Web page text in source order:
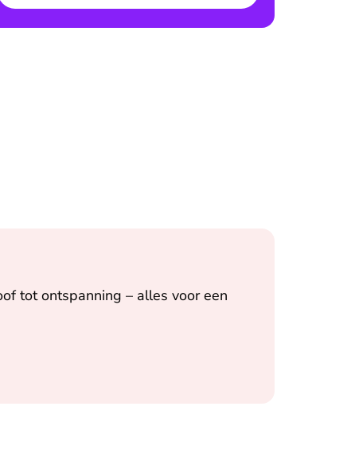
tot ontspanning – alles voor een